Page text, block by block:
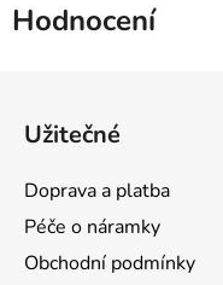
Hodnocení
Užitečné
Doprava a platba
Péče o náramky
Obchodní podmínky